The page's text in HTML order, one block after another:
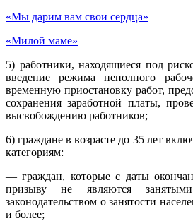
«Мы дарим вам свои сердца»
«Милой маме»
5) работники, находящиеся под
введение режима неполного
временную приостановку работ,
сохранения заработной платы,
высвобождению работников;
6) граждане в возрасте до 35 лет
категориям:
— граждан, которые с даты
призыву не являются
законодательством о занятости
и более;